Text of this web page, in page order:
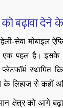
को बढ़ावा देने
सेवा मोबाइल
पहल है। इसके
स्‍थापित
लिहाज से कहीं
क्षेत्र को आगे